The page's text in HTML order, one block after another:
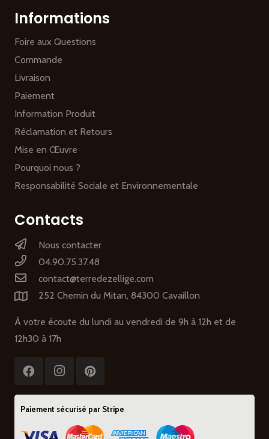
Informations
Foire aux Questions
Commande
Livraison
Paiement
Information Produit
Réclamation et Retours
Mise en Œuvre
Pourquoi nous ?
Responsabilité Sociale et Environnementale
Contacts
Nous contacter
04.90.75.37.48
contact@terredezellige.com
252 Chemin du Mitan, 84300 Cavaillon
À votre écoute du lundi au vendredi de 9h à 12h et de
12h30 à 17h
Paiement sécurisé par Stripe